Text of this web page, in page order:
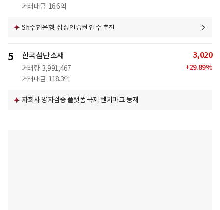
거래대금 16.6억
Sh수협은행, 상상인증권 인수 추진
5 한국첨단소재
거래량 3,991,467
거래대금 118.3억
3,020
+29.89%
자회사 양자검증 플랫폼 국제 벤치마크 등재